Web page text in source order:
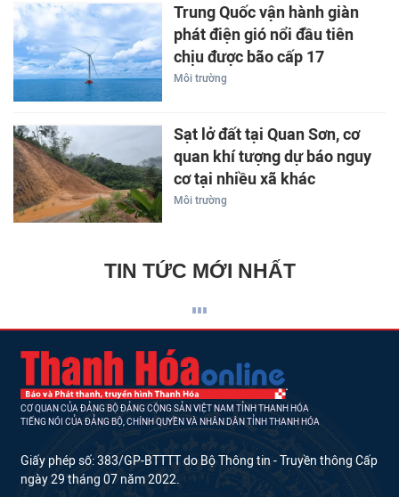
Trung Quốc vận hành giàn
phát điện gió nổi đầu tiên
chịu được bão cấp 17
Môi trường
Sạt lở đất tại Quan Sơn, cơ
quan khí tượng dự báo nguy
cơ tại nhiều xã khác
Môi trường
TIN TỨC MỚI NHẤT
CƠ QUAN CỦA ĐẢNG BỘ ĐẢNG CỘNG SẢN VIỆT NAM TỈNH THANH HÓA
TIẾNG NÓI CỦA ĐẢNG BỘ, CHÍNH QUYỀN VÀ NHÂN DÂN TỈNH THANH HÓA
Giấy phép số: 383/GP-BTTTT do Bộ Thông tin - Truyền thông Cấp
ngày 29 tháng 07 năm 2022.